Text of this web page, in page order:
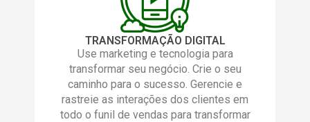
TRANSFORMAÇÃO DIGITAL
Use marketing e tecnologia para
transformar seu negócio. Crie o seu
caminho para o sucesso. Gerencie e
rastreie as interações dos clientes em
todo o funil de vendas para transformar